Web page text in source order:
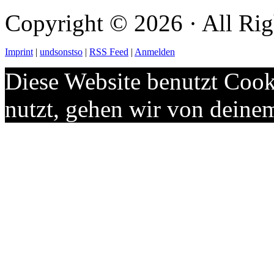
Copyright © 2026 · All
Imprint| undsonstso | RSS Feed | Anmelden
Diese Website benutzt
nutzt, gehen wir von